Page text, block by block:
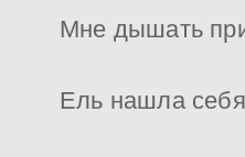
Мне дышать
Ель нашла